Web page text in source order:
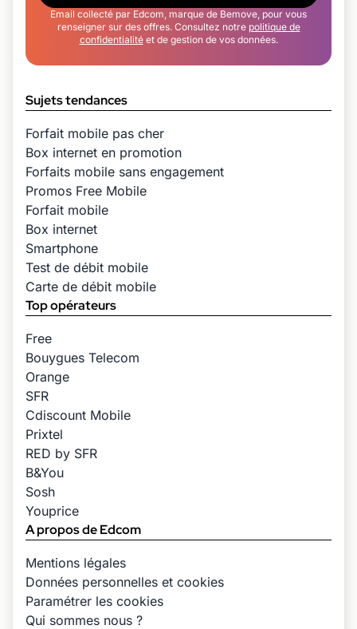
Email collecté par Edcom, marque de Bemove, pour vous
renseigner sur des offres. Consultez notre politique de
confidentialitéet de gestion de vos données.
Sujets tendances
Forfait mobile pas cher
Box internet en promotion
Forfaits mobile sans engagement
Promos Free Mobile
Forfait mobile
Box internet
Smartphone
Test de débit mobile
Carte de débit mobile
Top opérateurs
Free
Bouygues Telecom
Orange
SFR
Cdiscount Mobile
Prixtel
RED by SFR
B&You
Sosh
Youprice
A propos de Edcom
Mentions légales
Données personnelles et cookies
Paramétrer les cookies
Qui sommes nous ?